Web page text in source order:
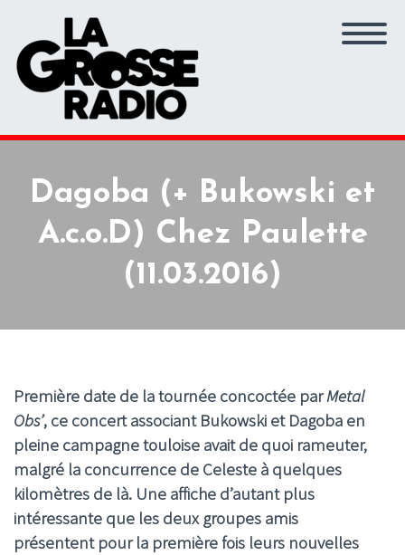
Dagoba (+ Bukowski et
A.c.o.D) Chez Paulette
(11.03.2016)
Première date de la tournée concoctée parMetal
Obs’, ce concert associant Bukowski et Dagoba en
pleine campagne touloise avait de quoi rameuter,
malgré la concurrence de Celeste à quelques
kilomètres de là. Une affiche d’autant plus
intéressante que les deux groupes amis
présentent pour la première fois leurs nouvelles